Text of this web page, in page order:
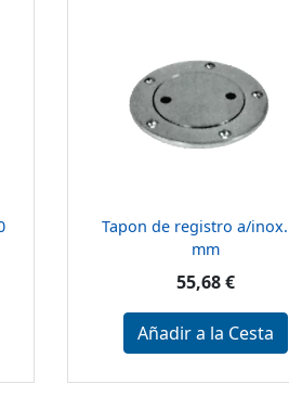
Tapon de registro a/
mm
55,68 €
Añadir a la Cesta